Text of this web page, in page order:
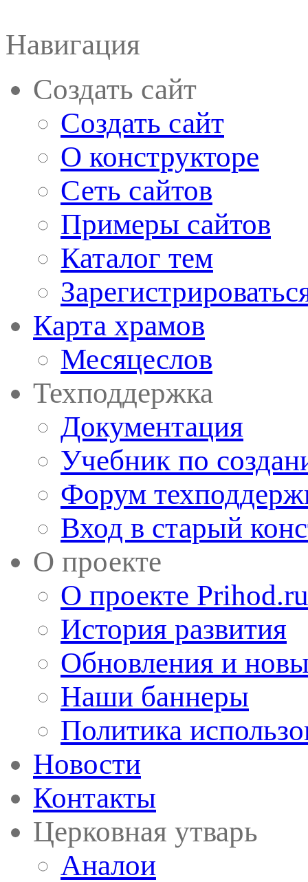
Навигация
Создать сайт
Создать сайт
О конструкторе
Сеть сайтов
Примеры сайтов
Каталог тем
Карта храмов
Месяцеслов
Техподдержка
Документация
Учебник по
Форум
Вход в старый
О проекте
О проекте Prihod.ru
История развития
Обновления и
Наши баннеры
Политика
Новости
Контакты
Церковная утварь
Аналои